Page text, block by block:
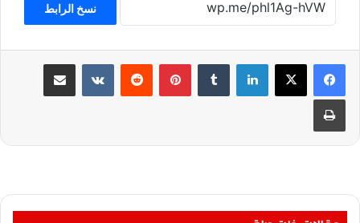
نسخ الرابط
لينكدإن بينتيريست مشاركة عبر البريد
طباعة